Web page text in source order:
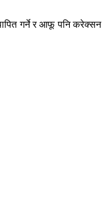
गर्ने र आफू पनि करेक्सन